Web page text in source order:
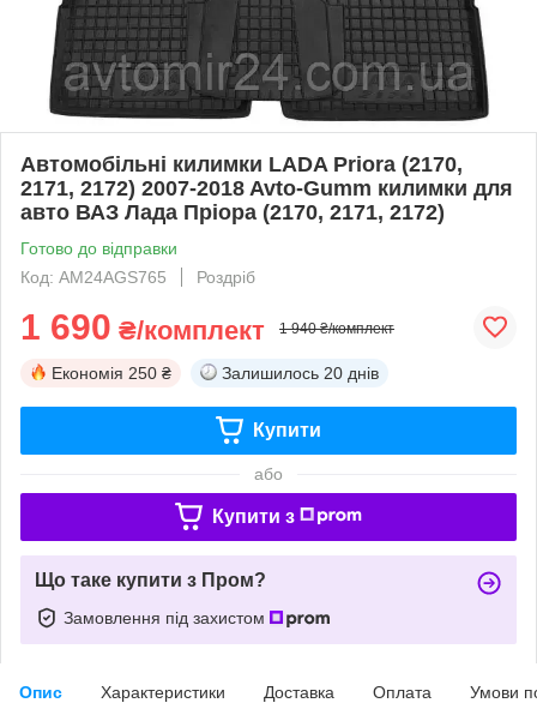
Автомобільні килимки LADA Priora (2170,
2171, 2172) 2007-2018 Avto-Gumm килимки для
авто ВАЗ Лада Пріора (2170, 2171, 2172)
Готово до відправки
Код: AM24AGS765
Роздріб
1 690 ₴/комплект 1 940 ₴/комплект
Економія 250 ₴ Залишилось 20 днів
Купити
або
Купити з
Що таке купити з Пром?
Замовлення під захистом
Опис Характеристики Доставка Оплата Умови